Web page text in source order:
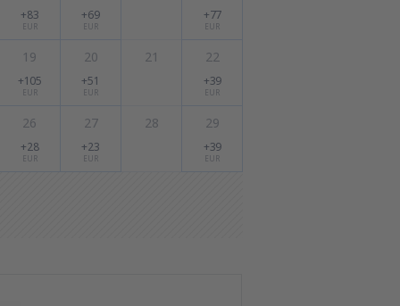
+83
EUR
+69
EUR
+77
EUR
19
+105
EUR
20
+51
EUR
21 22
+39
EUR
26
+28
EUR
27
+23
EUR
28 29
+39
EUR